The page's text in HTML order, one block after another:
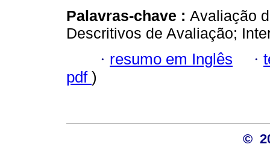
Palavras-chave : Avaliação
Descritivos de Avaliação;
· resumo em Inglês ·
pdf )
©